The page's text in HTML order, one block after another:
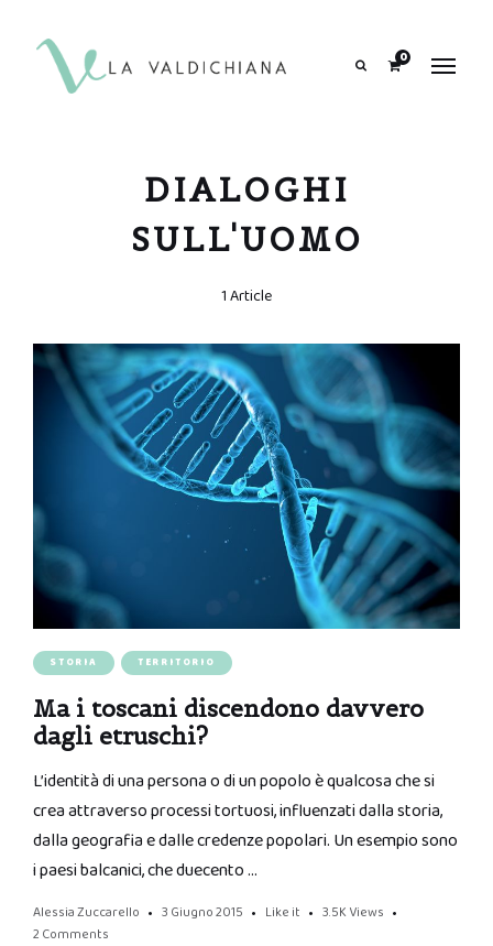
0
DIALOGHI
SULL'UOMO
1 Article
STORIA TERRITORIO
Ma i toscani discendono davvero
dagli etruschi?
L’identità di una persona o di un popolo è qualcosa che si
crea attraverso processi tortuosi, influenzati dalla storia,
dalla geografia e dalle credenze popolari. Un esempio sono
i paesi balcanici, che duecento …
Alessia Zuccarello 3 Giugno 2015 Like it 3.5K Views
2 Comments